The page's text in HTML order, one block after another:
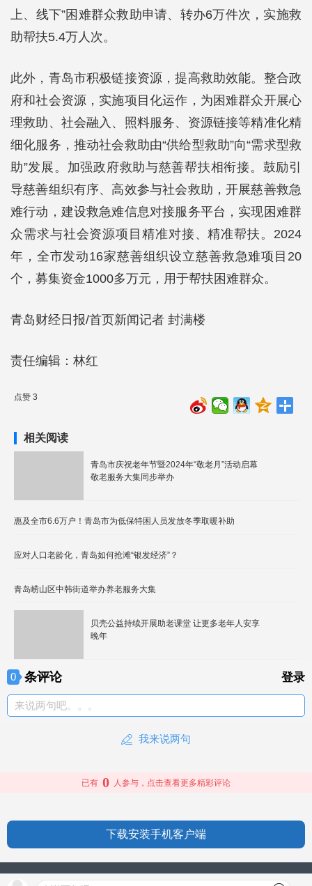
上、线下”困难群众救助申请、转办6万件次，实施救
助帮扶5.4万人次。
此外，青岛市积极链接资源，提高救助效能。整合政
府和社会资源，实施项目化运作，为困难群众开展心
理救助、社会融入、照料服务、资源链接等精准化精
细化服务，推动社会救助由“供给型救助”向“需求型救
助”发展。加强政府救助与慈善帮扶相衔接。鼓励引
导慈善组织有序、高效参与社会救助，开展慈善救急
难行动，建设救急难信息对接服务平台，实现困难群
众需求与社会资源项目精准对接、精准帮扶。2024
年，全市发动16家慈善组织设立慈善救急难项目20
个，募集资金1000多万元，用于帮扶困难群众。
青岛财经日报/首页新闻记者 封满楼
责任编辑：林红
点赞 3
相关阅读
青岛市庆祝老年节暨2024年“敬老月”活动启幕
敬老服务大集同步举办
惠及全市6.6万户！青岛市为低保特困人员发放冬季取暖补助
应对人口老龄化，青岛如何抢滩“银发经济”？
青岛崂山区中韩街道举办养老服务大集
贝壳公益持续开展助老课堂 让更多老年人安享
晚年
0 条评论 登录
来说两句吧。。。
我来说两句
已有 0 人参与，点击查看更多精彩评论
下载安装手机客户端
授权信息